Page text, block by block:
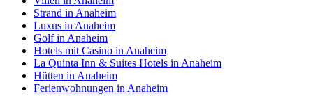
Strand in Anaheim
Luxus in Anaheim
Golf in Anaheim
Hotels mit Casino in Anaheim
La Quinta Inn & Suites Hotels in Anaheim
Hütten in Anaheim
Ferienwohnungen in Anaheim